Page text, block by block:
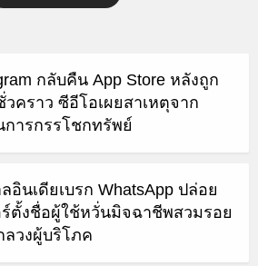
กลับคืน App Store หลังถูก
คราว ซีอีโอเผยสาเหตุจาก
การกรรโชกทรัพย์
อินเดียเบรก WhatsApp ปล่อย
ร์ตั้งชื่อผู้ใช้หวั่นมิจฉาชีพสวมรอย
ลวงผู้บริโภค